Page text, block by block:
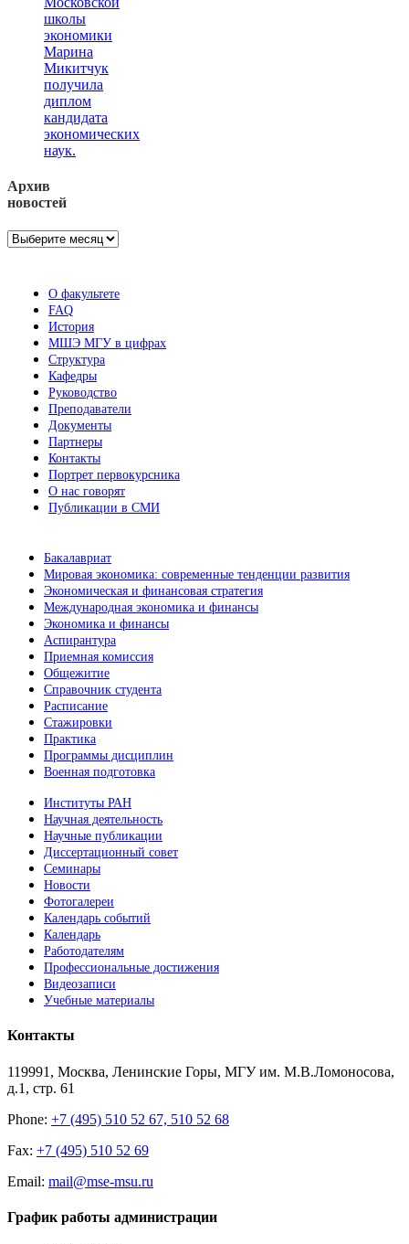
школы
экономики
Марина
Микитчук
получила
диплом
кандидата
экономических
наук.
Архив
новостей
Архив
О факультете
FAQ
История
МШЭ МГУ в цифрах
Структура
Кафедры
Руководство
Преподаватели
Документы
Партнеры
Контакты
Портрет первокурсника
О нас говорят
Публикации в СМИ
Бакалавриат
Мировая экономика: современные тенденции развития
Экономическая и финансовая стратегия
Международная экономика и финансы
Экономика и финансы
Аспирантура
Приемная комиссия
Общежитие
Справочник студента
Расписание
Стажировки
Практика
Программы дисциплин
Военная подготовка
Институты РАН
Научная деятельность
Научные публикации
Диссертационный совет
Семинары
Новости
Фотогалереи
Календарь событий
Календарь
Работодателям
Профессиональные достижения
Видеозаписи
Учебные материалы
Контакты
119991, Москва, Ленинские Горы, МГУ им. М.В.Ломоносова,
д.1, стр. 61
Phone: +7 (495) 510 52 67, 510 52 68
Fax: +7 (495) 510 52 69
Email: mail@mse-msu.ru
График работы администрации